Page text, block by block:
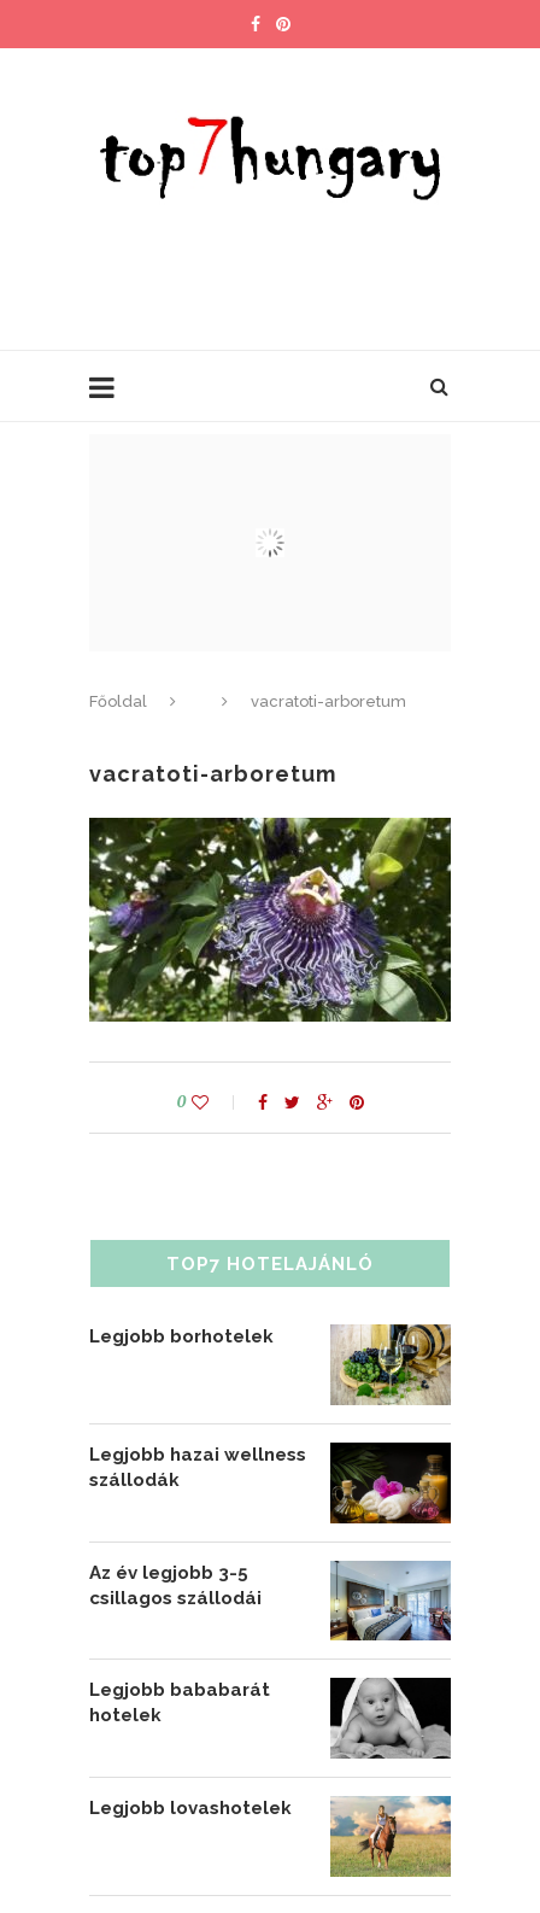
Főoldal vacratoti-arboretum
vacratoti-arboretum
0
TOP7 HOTELAJÁNLÓ
Legjobb borhotelek
Legjobb hazai wellness
szállodák
Az év legjobb 3-5
csillagos szállodái
Legjobb bababarát
hotelek
Legjobb lovashotelek